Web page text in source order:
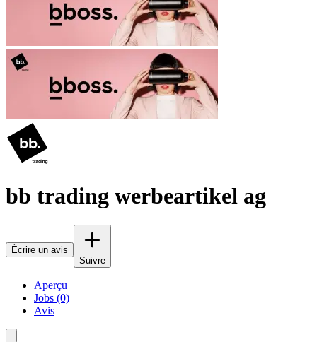
bb trading werbeartikel ag
Écrire un avis
Suivre
Aperçu
Jobs (0)
Avis